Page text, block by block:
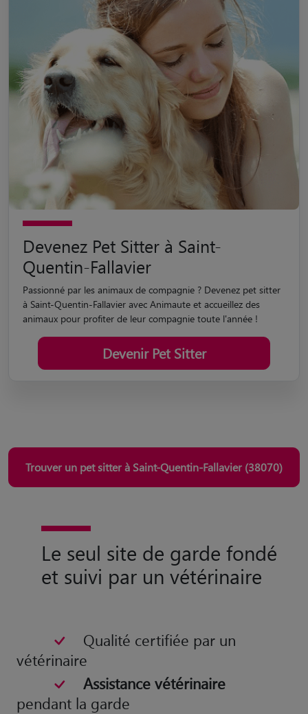
Devenez Pet Sitter à Saint-
Quentin-Fallavier
Passionné par les animaux de compagnie ? Devenez pet sitter
à Saint-Quentin-Fallavier avec Animaute et accueillez des
animaux pour profiter de leur compagnie toute l'année !
Devenir Pet Sitter
Trouver un pet sitter à Saint-Quentin-Fallavier (38070)
Le seul site de garde fondé
et suivi par un vétérinaire
Qualité certifiée par un
vétérinaire
Assistance vétérinaire
pendant la garde